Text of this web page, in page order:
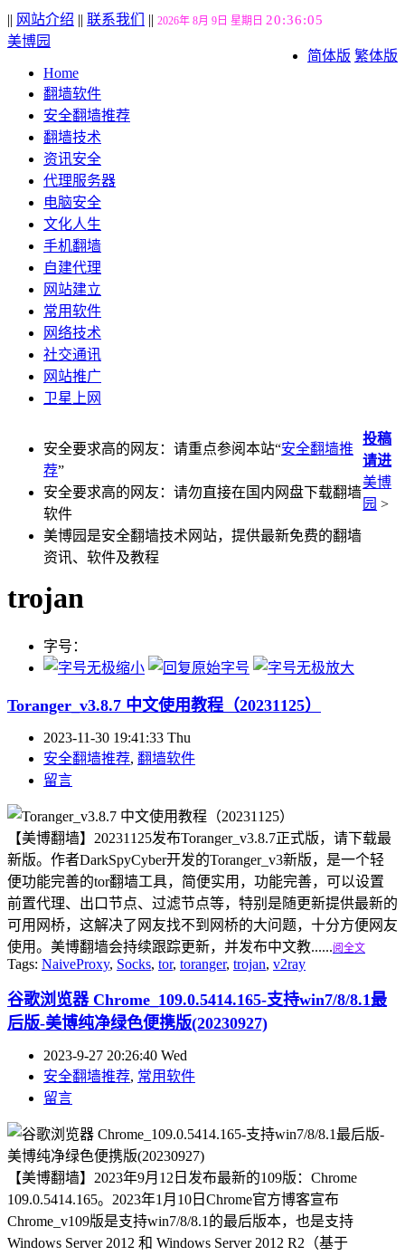
|| 网站介绍 || 联系我们 || 2026年 8月 9日 星期日 20:36:06
简体版 繁体版
美博园
Home
翻墙软件
安全翻墙推荐
翻墙技术
资讯安全
代理服务器
电脑安全
文化人生
手机翻墙
自建代理
网站建立
常用软件
网络技术
社交通讯
网站推广
卫星上网
安全要求高的网友：请重点参阅本站“安全翻墙推
荐”
安全要求高的网友：请勿直接在国内网盘下载翻墙
软件
美博园是安全翻墙技术网站，提供最新免费的翻墙
资讯、软件及教程
投稿
请进
美博
园 >
trojan
字号：
Toranger_v3.8.7 中文使用教程（20231125）
2023-11-30 19:41:33 Thu
安全翻墙推荐, 翻墙软件
留言
【美博翻墙】20231125发布Toranger_v3.8.7正式版，请下载最
新版。作者DarkSpyCyber开发的Toranger_v3新版，是一个轻
便功能完善的tor翻墙工具，简便实用，功能完善，可以设置
前置代理、出口节点、过滤节点等，特别是随更新提供最新的
可用网桥，这解决了网友找不到网桥的大问题，十分方便网友
使用。美博翻墙会持续跟踪更新，并发布中文教......阅全文
Tags: NaiveProxy, Socks, tor, toranger, trojan, v2ray
谷歌浏览器 Chrome_109.0.5414.165-支持win7/8/8.1最
后版-美博纯净绿色便携版(20230927)
2023-9-27 20:26:40 Wed
安全翻墙推荐, 常用软件
留言
【美博翻墙】2023年9月12日发布最新的109版：Chrome
109.0.5414.165。2023年1月10日Chrome官方博客宣布
Chrome_v109版是支持win7/8/8.1的最后版本，也是支持
Windows Server 2012 和 Windows Server 2012 R2（基于